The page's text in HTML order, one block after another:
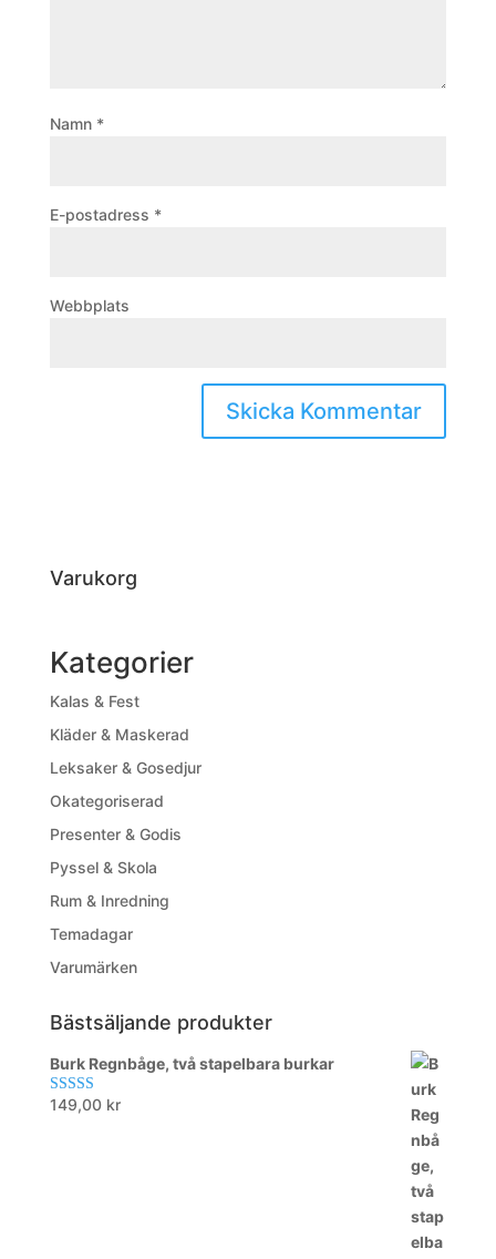
Namn *
E-postadress *
Webbplats
Varukorg
Kategorier
Kalas & Fest
Kläder & Maskerad
Leksaker & Gosedjur
Okategoriserad
Presenter & Godis
Pyssel & Skola
Rum & Inredning
Temadagar
Varumärken
Bästsäljande produkter
Burk Regnbåge, två stapelbara burkar
Betygsatt
149,00 kr